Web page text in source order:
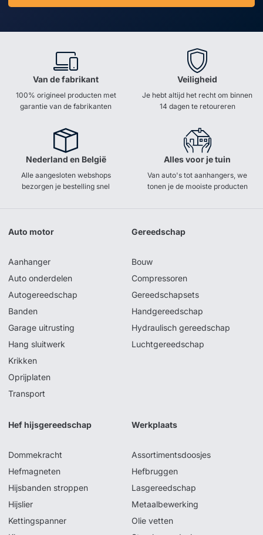
Van de fabrikant
100% origineel producten met
garantie van de fabrikanten
Veiligheid
Je hebt altijd het recht om binnen
14 dagen te retoureren
Nederland en België
Alle aangesloten webshops
bezorgen je bestelling snel
Alles voor je tuin
Van auto's tot aanhangers, we
tonen je de mooiste producten
Auto motor
Aanhanger
Auto onderdelen
Autogereedschap
Banden
Garage uitrusting
Hang sluitwerk
Krikken
Oprijplaten
Transport
Gereedschap
Bouw
Compressoren
Gereedschapsets
Handgereedschap
Hydraulisch gereedschap
Luchtgereedschap
Hef hijsgereedschap
Dommekracht
Hefmagneten
Hijsbanden stroppen
Hijslier
Kettingspanner
Werkplaats
Assortimentsdoosjes
Hefbruggen
Lasgereedschap
Metaalbewerking
Olie vetten